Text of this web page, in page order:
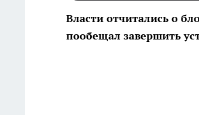
Власти отчитались о
пообещал завершить